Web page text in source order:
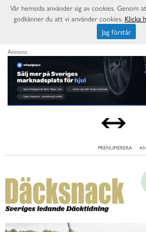
Annons:
PRENUMERERA
Vår hemsida använder sig av cookies. Genom
godkänner du att vi använder cookies. Klicka
Jag förstår